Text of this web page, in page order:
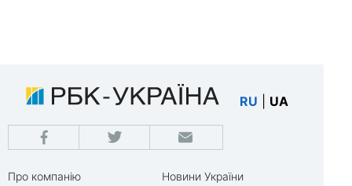
RU UA
Про компанію
Новини України